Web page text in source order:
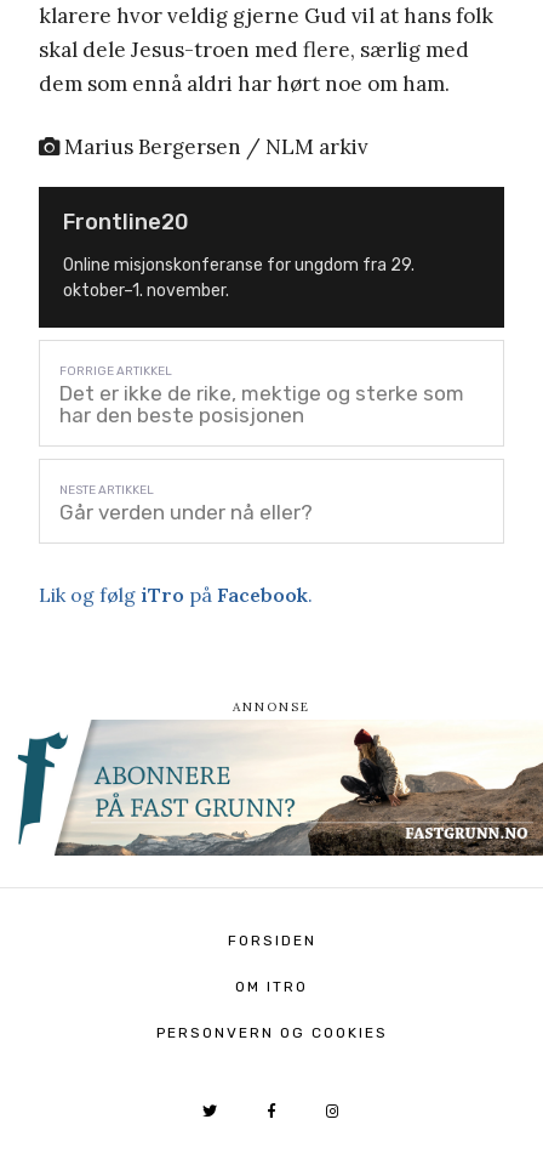
klarere hvor veldig gjerne Gud vil at hans folk
skal dele Jesus-troen med flere, særlig med
dem som ennå aldri har hørt noe om ham.
Marius Bergersen / NLM arkiv
Frontline20
Online misjonskonferanse for ungdom fra 29.
oktober–1. november.
Det er ikke de rike, mektige og sterke som
har den beste posisjonen
Går verden under nå eller?
Lik og følg iTro på Facebook.
FORSIDEN
OM ITRO
PERSONVERN OG COOKIES